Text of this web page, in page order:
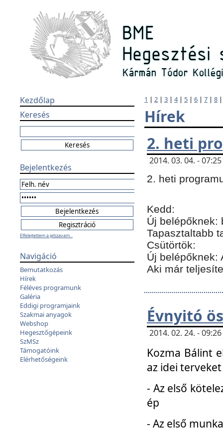
Kezdőlap
Keresés
Bejelentkezés
Elfelejtettem a jelszavam...
Navigáció
Bemutatkozás
Hírek
Féléves programunk
Galéria
Eddigi programjaink
Szakmai anyagok
Webshop
Hegesztőgépeink
SzMSz
Támogatóink
Elérhetőségeink
1 | 2 | 3 | 4| 5 | 6 | 7 | 8
Hírek
2. heti
2014. 03. 04. -
2. heti
Kedd:
Új belépőknek:
Tapasztaltabb
Csütörtök:
Új belépőknek:
Aki már
Évnyitó
2014. 02. 24. -
Kozma Bálint
az idei
- Az első
ép
- Az első